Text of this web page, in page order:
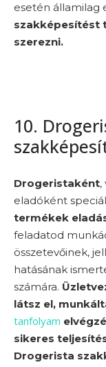
esetén államilag
szakképesítést
szerezni.
10.
Drogeristaként,
eladóként
termékek
feladatod
összetevőinek,
hatásának
számára.
látsz el,
tanfolyam
sikeres
Drogerista